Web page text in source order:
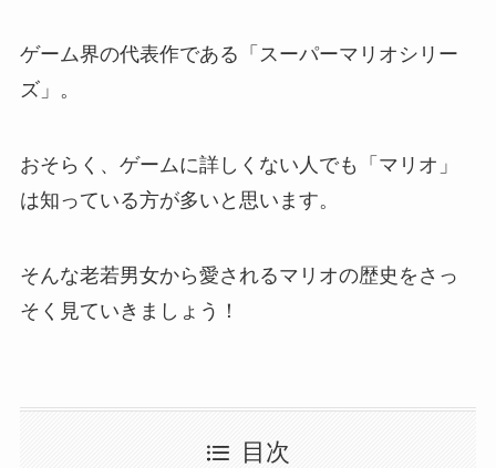
ゲーム界の代表作である「スーパーマリオシリー
ズ」。
おそらく、ゲームに詳しくない人でも「マリオ」
は知っている方が多いと思います。
そんな老若男女から愛されるマリオの歴史をさっ
そく見ていきましょう！
目次